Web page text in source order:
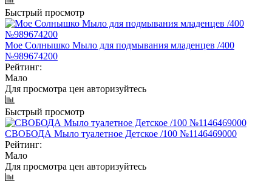
Быстрый просмотр
Мое Cолнышко Мыло для подмывания младенцев /400
№989674200
Рейтинг:
Мало
Для просмотра цен авторизуйтесь
Быстрый просмотр
СВОБОДА Мыло туалетное Детское /100 №1146469000
Рейтинг:
Мало
Для просмотра цен авторизуйтесь